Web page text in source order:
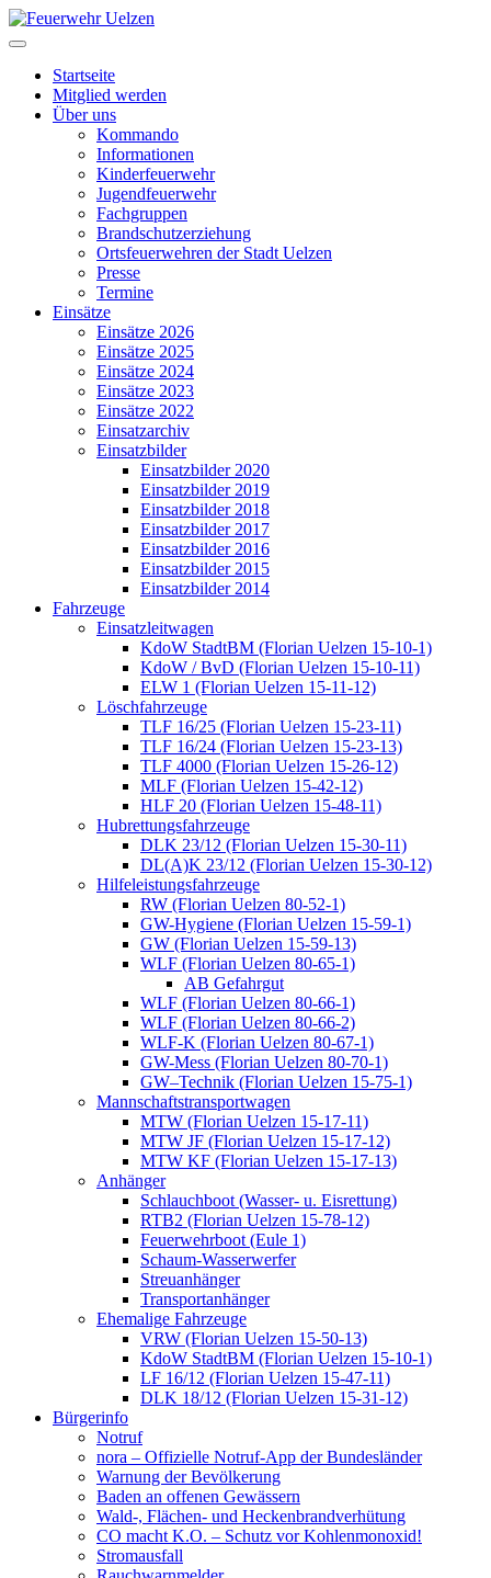
Startseite
Mitglied werden
Über uns
Kommando
Informationen
Kinderfeuerwehr
Jugendfeuerwehr
Fachgruppen
Brandschutzerziehung
Ortsfeuerwehren der Stadt Uelzen
Presse
Termine
Einsätze
Einsätze 2026
Einsätze 2025
Einsätze 2024
Einsätze 2023
Einsätze 2022
Einsatzarchiv
Einsatzbilder
Einsatzbilder 2020
Einsatzbilder 2019
Einsatzbilder 2018
Einsatzbilder 2017
Einsatzbilder 2016
Einsatzbilder 2015
Einsatzbilder 2014
Fahrzeuge
Einsatzleitwagen
KdoW StadtBM (Florian Uelzen 15-10-1)
KdoW / BvD (Florian Uelzen 15-10-11)
ELW 1 (Florian Uelzen 15-11-12)
Löschfahrzeuge
TLF 16/25 (Florian Uelzen 15-23-11)
TLF 16/24 (Florian Uelzen 15-23-13)
TLF 4000 (Florian Uelzen 15-26-12)
MLF (Florian Uelzen 15-42-12)
HLF 20 (Florian Uelzen 15-48-11)
Hubrettungsfahrzeuge
DLK 23/12 (Florian Uelzen 15-30-11)
DL(A)K 23/12 (Florian Uelzen 15-30-12)
Hilfeleistungsfahrzeuge
RW (Florian Uelzen 80-52-1)
GW-Hygiene (Florian Uelzen 15-59-1)
GW (Florian Uelzen 15-59-13)
WLF (Florian Uelzen 80-65-1)
AB Gefahrgut
WLF (Florian Uelzen 80-66-1)
WLF (Florian Uelzen 80-66-2)
WLF-K (Florian Uelzen 80-67-1)
GW-Mess (Florian Uelzen 80-70-1)
GW–Technik (Florian Uelzen 15-75-1)
Mannschaftstransportwagen
MTW (Florian Uelzen 15-17-11)
MTW JF (Florian Uelzen 15-17-12)
MTW KF (Florian Uelzen 15-17-13)
Anhänger
Schlauchboot (Wasser- u. Eisrettung)
RTB2 (Florian Uelzen 15-78-12)
Feuerwehrboot (Eule 1)
Schaum-Wasserwerfer
Streuanhänger
Transportanhänger
Ehemalige Fahrzeuge
VRW (Florian Uelzen 15-50-13)
KdoW StadtBM (Florian Uelzen 15-10-1)
LF 16/12 (Florian Uelzen 15-47-11)
DLK 18/12 (Florian Uelzen 15-31-12)
Bürgerinfo
Notruf
nora – Offizielle Notruf-App der Bundesländer
Warnung der Bevölkerung
Baden an offenen Gewässern
Wald-, Flächen- und Heckenbrandverhütung
CO macht K.O. – Schutz vor Kohlenmonoxid!
Stromausfall